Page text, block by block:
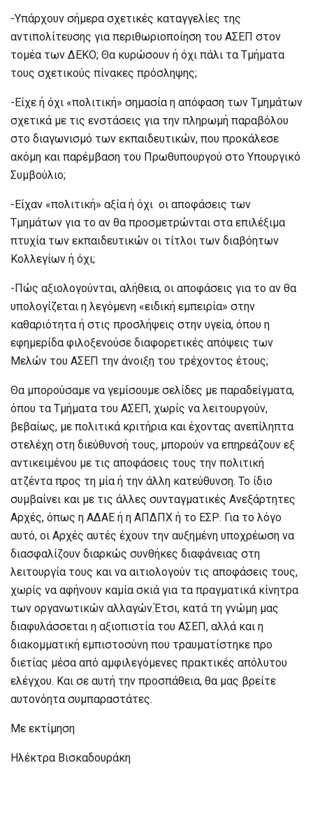
-Υπάρχουν σήμερα σχετικές καταγγελίες της
αντιπολίτευσης για περιθωριοποίηση του ΑΣΕΠ στον
τομέα των ΔΕΚΟ; Θα κυρώσουν ή όχι πάλι τα Τμήματα
τους σχετικούς πίνακες πρόσληψης;
-Είχε ή όχι «πολιτική» σημασία η απόφαση των Τμημάτων
σχετικά με τις ενστάσεις για την πληρωμή παραβόλου
στο διαγωνισμό των εκπαιδευτικών, που προκάλεσε
ακόμη και παρέμβαση του Πρωθυπουργού στο Υπουργικό
Συμβούλιο;
-Είχαν «πολιτική» αξία ή όχι οι αποφάσεις των
Τμημάτων για το αν θα προσμετρώνται στα επιλέξιμα
πτυχία των εκπαιδευτικών οι τίτλοι των διαβόητων
Κολλεγίων ή όχι;
-Πώς αξιολογούνται, αλήθεια, οι αποφάσεις για το αν θα
υπολογίζεται η λεγόμενη «ειδική εμπειρία» στην
καθαριότητα ή στις προσλήψεις στην υγεία, όπου η
εφημερίδα φιλοξενούσε διαφορετικές απόψεις των
Μελών του ΑΣΕΠ την άνοιξη του τρέχοντος έτους;
Θα μπορούσαμε να γεμίσουμε σελίδες με παραδείγματα,
όπου τα Τμήματα του ΑΣΕΠ, χωρίς να λειτουργούν,
βεβαίως, με πολιτικά κριτήρια και έχοντας ανεπίληπτα
στελέχη στη διεύθυνσή τους, μπορούν να επηρεάζουν εξ
αντικειμένου με τις αποφάσεις τους την πολιτική
ατζέντα προς τη μία ή την άλλη κατεύθυνση. Το ίδιο
συμβαίνει και με τις άλλες συνταγματικές Ανεξάρτητες
Αρχές, όπως η ΑΔΑΕ ή η ΑΠΔΠΧ ή το ΕΣΡ. Για το λόγο
αυτό, οι Αρχές αυτές έχουν την αυξημένη υποχρέωση να
διασφαλίζουν διαρκώς συνθήκες διαφάνειας στη
λειτουργία τους και να αιτιολογούν τις αποφάσεις τους,
χωρίς να αφήνουν καμία σκιά για τα πραγματικά κίνητρα
των οργανωτικών αλλαγών.Έτσι, κατά τη γνώμη μας
διαφυλάσσεται η αξιοπιστία του ΑΣΕΠ, αλλά και η
διακομματική εμπιστοσύνη που τραυματίστηκε προ
διετίας μέσα από αμφιλεγόμενες πρακτικές απόλυτου
ελέγχου. Και σε αυτή την προσπάθεια, θα μας βρείτε
αυτονόητα συμπαραστάτες.
Με εκτίμηση
Ηλέκτρα Βισκαδουράκη